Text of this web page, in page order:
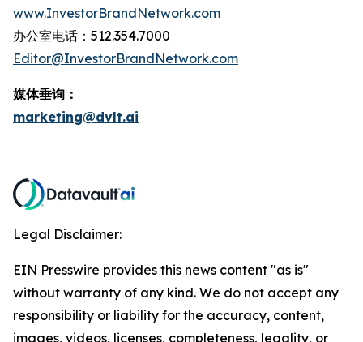
www.InvestorBrandNetwork.com
办公室电话：512.354.7000
Editor@InvestorBrandNetwork.com
媒体垂询：
marketing@dvlt.ai
Legal Disclaimer:
EIN Presswire provides this news content "as is"
without warranty of any kind. We do not accept any
responsibility or liability for the accuracy, content,
images, videos, licenses, completeness, legality, or